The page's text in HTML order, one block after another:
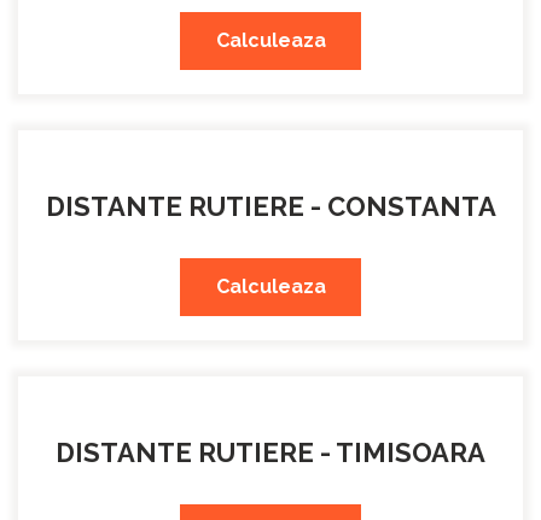
Calculeaza
DISTANTE RUTIERE - CONSTANTA
Calculeaza
DISTANTE RUTIERE - TIMISOARA